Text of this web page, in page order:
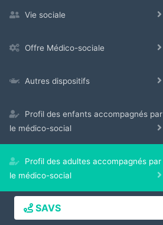
Vie sociale
Offre Médico-sociale
Autres dispositifs
Profil des enfants accompagnés par
le médico-social
Profil des adultes accompagnés par
le médico-social
SAVS